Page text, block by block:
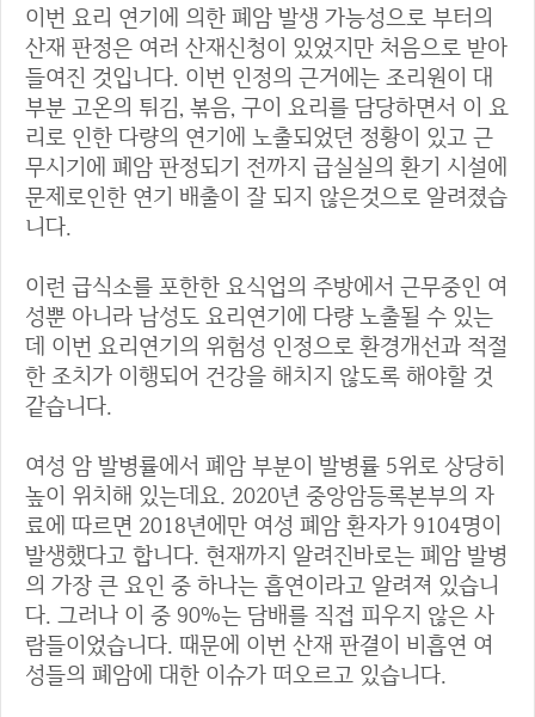
이번 요리 연기에 의한 폐암 발생 가능성으로 부터의
산재 판정은 여러 산재신청이 있었지만 처음으로 받아
들여진 것입니다. 이번 인정의 근거에는 조리원이 대
부분 고온의 튀김, 볶음, 구이 요리를 담당하면서 이 요
리로 인한 다량의 연기에 노출되었던 정황이 있고 근
무시기에 폐암 판정되기 전까지 급실실의 환기 시설에
문제로인한 연기 배출이 잘 되지 않은것으로 알려졌습
니다.
이런 급식소를 포한한 요식업의 주방에서 근무중인 여
성뿐 아니라 남성도 요리연기에 다량 노출될 수 있는
데 이번 요리연기의 위험성 인정으로 환경개선과 적절
한 조치가 이행되어 건강을 해치지 않도록 해야할 것
같습니다.
여성 암 발병률에서 폐암 부분이 발병률 5위로 상당히
높이 위치해 있는데요. 2020년 중앙암등록본부의 자
료에 따르면 2018년에만 여성 폐암 환자가 9104명이
발생했다고 합니다. 현재까지 알려진바로는 폐암 발병
의 가장 큰 요인 중 하나는 흡연이라고 알려져 있습니
다. 그러나 이 중 90%는 담배를 직접 피우지 않은 사
람들이었습니다. 때문에 이번 산재 판결이 비흡연 여
성들의 폐암에 대한 이슈가 떠오르고 있습니다.